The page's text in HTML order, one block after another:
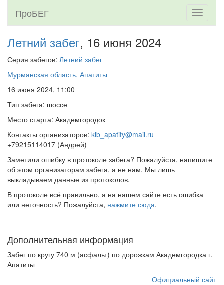
Toggle
ПроБЕГ
Летний забег, 16 июня 2024
Серия забегов: Летний забег
Мурманская область, Апатиты
16 июня 2024, 11:00
Тип забега: шоссе
Место старта: Академгородок
Контакты организаторов: klb_apatity@mail.ru
+79215114017 (Андрей)
Заметили ошибку в протоколе забега? Пожалуйста, напишите
об этом организаторам забега, а не нам. Мы лишь
выкладываем данные из протоколов.
В протоколе всё правильно, а на нашем сайте есть ошибка
или неточность? Пожалуйста, нажмите сюда.
Дополнительная информация
Забег по кругу 740 м (асфальт) по дорожкам Академгородка г.
Апатиты
Официальный сайт